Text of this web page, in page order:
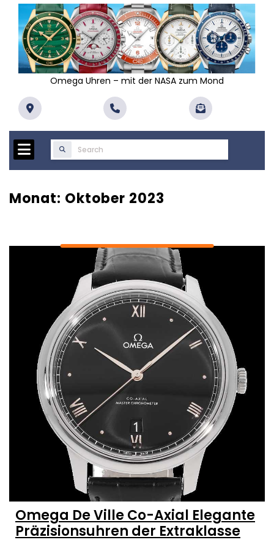
Skip
content
Omega Uhren – mit der NASA zum Mond
Search
for:
Monat: Oktober 2023
Omega De Ville Co-Axial Elegante
Präzisionsuhren der Extraklasse